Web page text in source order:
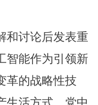
讨论后发表重
智能作为引领新
革的战略性技
生活方式。党中